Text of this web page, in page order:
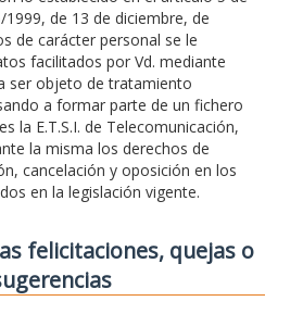
de 13 de diciembre, de
de carácter personal se le
facilitados por Vd. mediante
ser objeto de tratamiento
a formar parte de un fichero
la E.T.S.I. de Telecomunicación,
la misma los derechos de
cancelación y oposición en los
en la legislación vigente.
felicitaciones, quejas o